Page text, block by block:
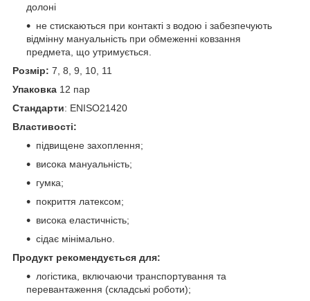
долоні
не стискаються при контакті з водою і забезпечують
відмінну мануальність при обмеженні ковзання
предмета, що утримується.
Розмір: 7, 8, 9, 10, 11
Упаковка 12 пар
Стандарти: ENISO21420
Властивості:
підвищене захоплення;
висока мануальність;
гумка;
покриття латексом;
висока еластичність;
сідає мінімально.
Продукт рекомендується для:
логістика, включаючи транспортування та
перевантаження (складські роботи);